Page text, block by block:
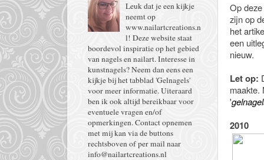
Op
zijn op
het
een
nieuw.
Let op:
maakte.
'
2010
Leuk dat je een kijkje
neemt op
www.nailartcreations.n
l! Deze website staat
boordevol inspiratie op het gebied
van nagels en nailart. Interesse in
kunstnagels? Neem dan eens een
kijkje bij het tabblad 'Gelnagels'
voor meer informatie. Uiteraard
ben ik ook altijd bereikbaar voor
eventuele vragen en/of
opmerkingen. Contact opnemen
met mij kan via de buttons
rechtsboven of per mail naar
info@nailartcreations.nl